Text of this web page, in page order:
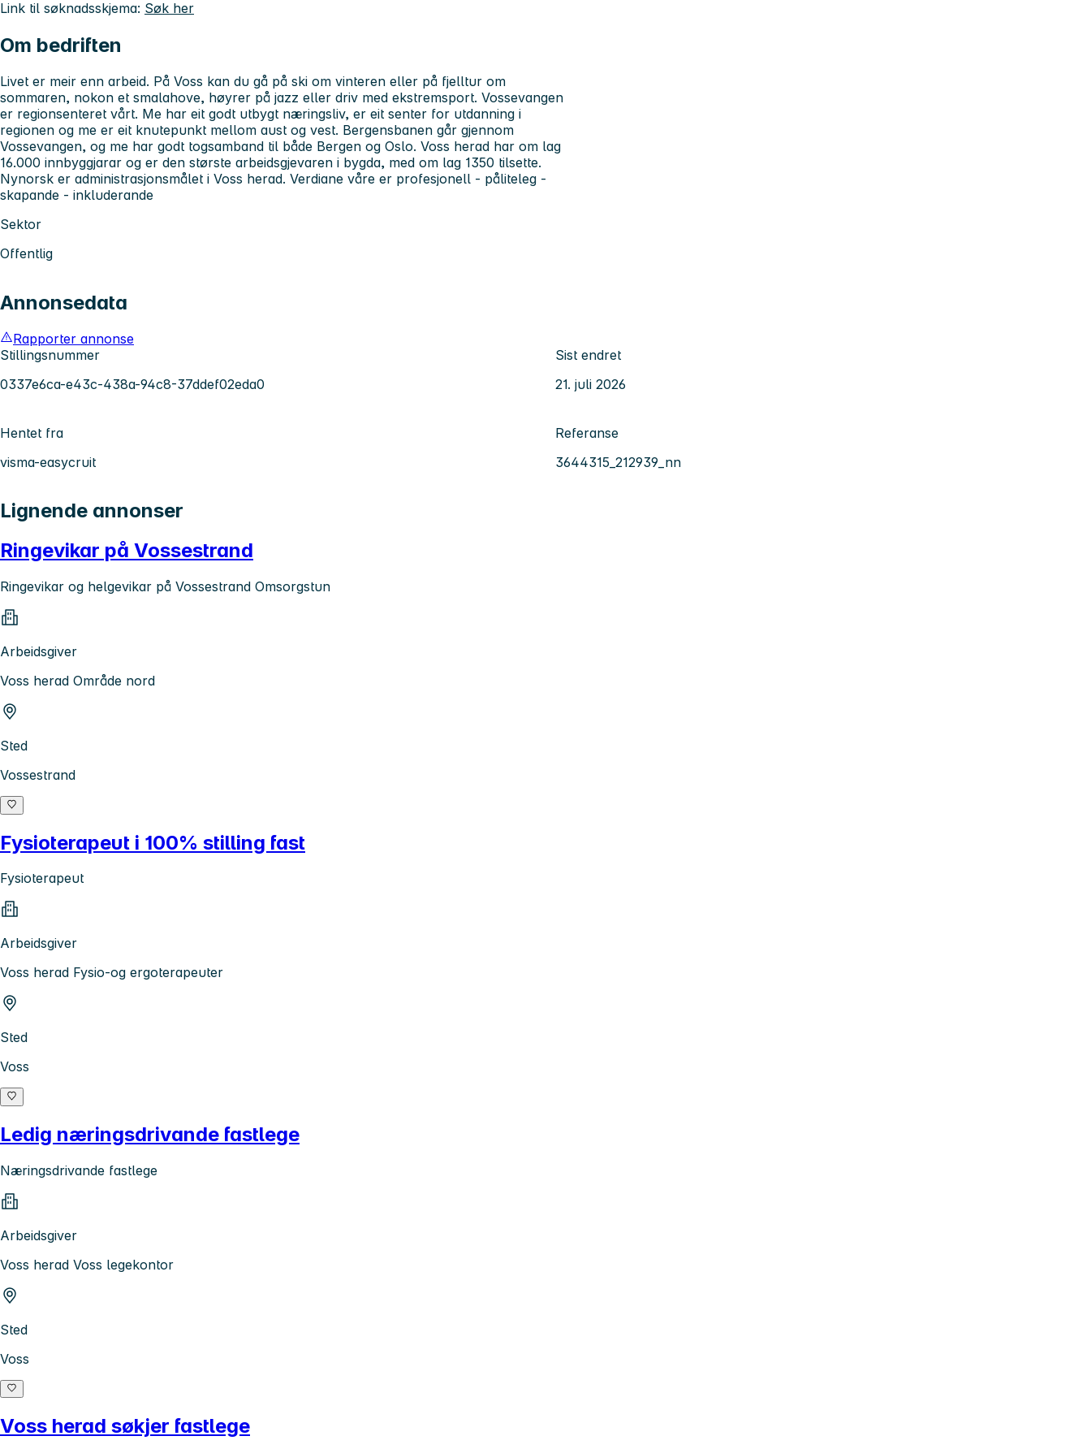
Link til søknadsskjema: Søk her
Om bedriften
Livet er meir enn arbeid. På Voss kan du gå på ski om vinteren eller på fjelltur om
sommaren, nokon et smalahove, høyrer på jazz eller driv med ekstremsport. Vossevangen
er regionsenteret vårt. Me har eit godt utbygt næringsliv, er eit senter for utdanning i
regionen og me er eit knutepunkt mellom aust og vest. Bergensbanen går gjennom
Vossevangen, og me har godt togsamband til både Bergen og Oslo. Voss herad har om lag
16.000 innbyggjarar og er den største arbeidsgjevaren i bygda, med om lag 1350 tilsette.
Nynorsk er administrasjonsmålet i Voss herad. Verdiane våre er profesjonell - påliteleg -
skapande - inkluderande
Sektor
Offentlig
Annonsedata
Rapporter annonse
Stillingsnummer
0337e6ca-e43c-438a-94c8-37ddef02eda0
Sist endret
21. juli 2026
Hentet fra
visma-easycruit
Referanse
3644315_212939_nn
Lignende annonser
Ringevikar på Vossestrand
Ringevikar og helgevikar på Vossestrand Omsorgstun
Arbeidsgiver
Voss herad Område nord
Sted
Vossestrand
Fysioterapeut i 100% stilling fast
Fysioterapeut
Arbeidsgiver
Voss herad Fysio-og ergoterapeuter
Sted
Voss
Ledig næringsdrivande fastlege
Næringsdrivande fastlege
Arbeidsgiver
Voss herad Voss legekontor
Sted
Voss
Voss herad søkjer fastlege